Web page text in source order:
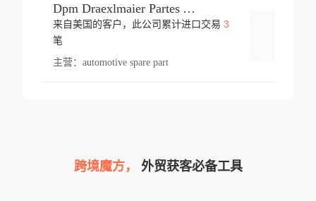
Dpm Draexlmaier Partes Automotrices Corr Ind Huejotzingo
来自美国的客户，此公司累计进口交易 3
笔
主营： automotive spare part
跨境魔方， 外贸获客必备工具